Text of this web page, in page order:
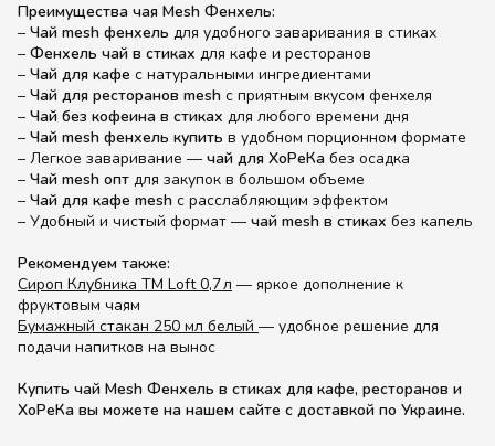
Преимущества чая Mesh Фенхель:
– Чай mesh фенхель для удобного заваривания в стиках
– Фенхель чай в стиках для кафе и ресторанов
– Чай для кафе с натуральными ингредиентами
– Чай для ресторанов mesh с приятным вкусом фенхеля
– Чай без кофеина в стиках для любого времени дня
– Чай mesh фенхель купить в удобном порционном формате
– Легкое заваривание — чай для ХоРеКа без осадка
– Чай mesh опт для закупок в большом объеме
– Чай для кафе mesh с расслабляющим эффектом
– Удобный и чистый формат — чай mesh в стиках без капель
Рекомендуем также:
Сироп Клубника TM Loft 0,7 л — яркое дополнение к
фруктовым чаям
Бумажный стакан 250 мл белый — удобное решение для
подачи напитков на вынос
Купить чай Mesh Фенхель в стиках для кафе, ресторанов и
ХоРеКа вы можете на нашем сайте с доставкой по Украине.